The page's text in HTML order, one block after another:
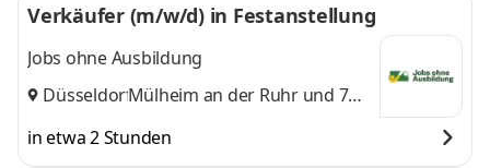
Verkäufer (m/w/d) in Festanstellung
Jobs ohne Ausbildung
Düsseldorf,
Mülheim an der Ruhrund 7
in etwa 2 Stunden